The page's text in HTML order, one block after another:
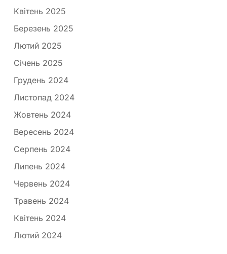
Квітень 2025
Березень 2025
Лютий 2025
Січень 2025
Грудень 2024
Листопад 2024
Жовтень 2024
Вересень 2024
Серпень 2024
Липень 2024
Червень 2024
Травень 2024
Квітень 2024
Лютий 2024